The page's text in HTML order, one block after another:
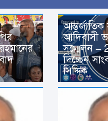
আদিবাসী
সম্মেলন –
দিচ্ছেন
সিদ্দিক